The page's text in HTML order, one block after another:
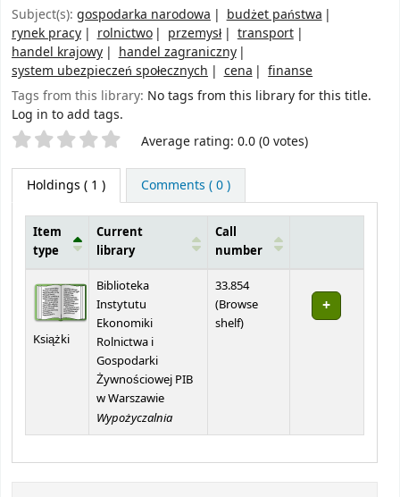
Subject(s): gospodarka narodowa
budżet państwa
rynek pracy
rolnictwo przemysł
transport
handel krajowy
handel zagraniczny
system ubezpieczeń społecznych
cena
finanse
Tags from this library: No tags from this library for this title.
Log in to add tags.
Star ratings Average rating: 0.0 (0 votes)
Holdings ( 1 ) Comments ( 0 )
Item
type
Current
library
Call
number
Książki
Biblioteka
Instytutu
Ekonomiki
Rolnictwa i
Gospodarki
Żywnościowej PIB
w Warszawie
Wypożyczalnia
33.854
(Browse
shelf(Opens below)
)